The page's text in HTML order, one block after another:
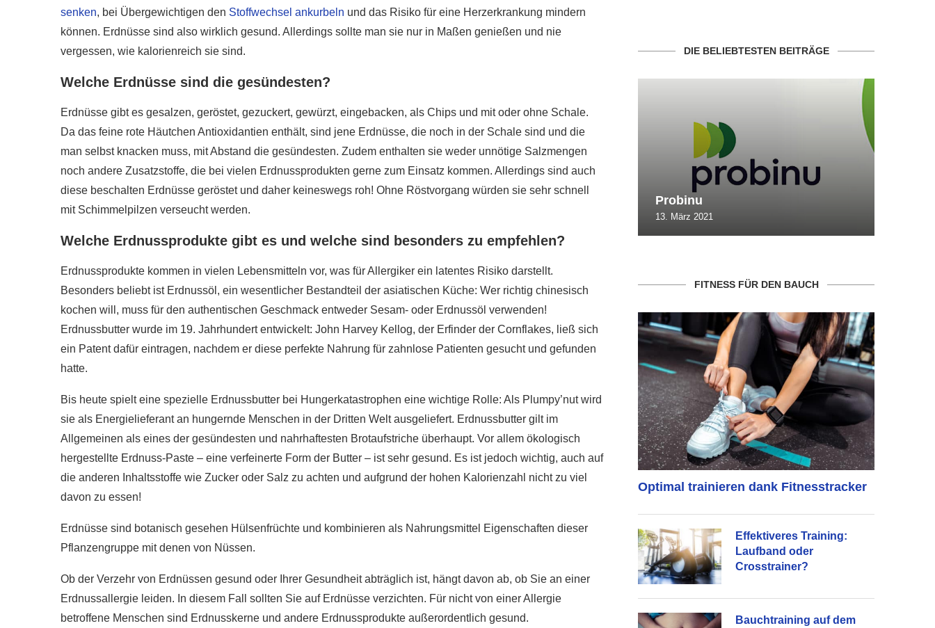
senken, bei Übergewichtigen den Stoffwechsel ankurbeln und das Risiko für eine Herzerkrankung mindern
können. Erdnüsse sind also wirklich gesund. Allerdings sollte man sie nur in Maßen genießen und nie
vergessen, wie kalorienreich sie sind.
Welche Erdnüsse sind die gesündesten?
Erdnüsse gibt es gesalzen, geröstet, gezuckert, gewürzt, eingebacken, als Chips und mit oder ohne Schale.
Da das feine rote Häutchen Antioxidantien enthält, sind jene Erdnüsse, die noch in der Schale sind und die
man selbst knacken muss, mit Abstand die gesündesten. Zudem enthalten sie weder unnötige Salzmengen
noch andere Zusatzstoffe, die bei vielen Erdnussprodukten gerne zum Einsatz kommen. Allerdings sind auch
diese beschalten Erdnüsse geröstet und daher keineswegs roh! Ohne Röstvorgang würden sie sehr schnell
mit Schimmelpilzen verseucht werden.
Welche Erdnussprodukte gibt es und welche sind besonders zu empfehlen?
Erdnussprodukte kommen in vielen Lebensmitteln vor, was für Allergiker ein latentes Risiko darstellt.
Besonders beliebt ist Erdnussöl, ein wesentlicher Bestandteil der asiatischen Küche: Wer richtig chinesisch
kochen will, muss für den authentischen Geschmack entweder Sesam- oder Erdnussöl verwenden!
Erdnussbutter wurde im 19. Jahrhundert entwickelt: John Harvey Kellog, der Erfinder der Cornflakes, ließ sich
ein Patent dafür eintragen, nachdem er diese perfekte Nahrung für zahnlose Patienten gesucht und gefunden
hatte.
Bis heute spielt eine spezielle Erdnussbutter bei Hungerkatastrophen eine wichtige Rolle: Als Plumpy’nut wird
sie als Energielieferant an hungernde Menschen in der Dritten Welt ausgeliefert. Erdnussbutter gilt im
Allgemeinen als eines der gesündesten und nahrhaftesten Brotaufstriche überhaupt. Vor allem ökologisch
hergestellte Erdnuss-Paste – eine verfeinerte Form der Butter – ist sehr gesund. Es ist jedoch wichtig, auch auf
die anderen Inhaltsstoffe wie Zucker oder Salz zu achten und aufgrund der hohen Kalorienzahl nicht zu viel
davon zu essen!
Erdnüsse sind botanisch gesehen Hülsenfrüchte und kombinieren als Nahrungsmittel Eigenschaften dieser
Pflanzengruppe mit denen von Nüssen.
Ob der Verzehr von Erdnüssen gesund oder Ihrer Gesundheit abträglich ist, hängt davon ab, ob Sie an einer
Erdnussallergie leiden. In diesem Fall sollten Sie auf Erdnüsse verzichten. Für nicht von einer Allergie
betroffene Menschen sind Erdnusskerne und andere Erdnussprodukte außerordentlich gesund.
DIE BELIEBTESTEN BEITRÄGE
als
Wie gesund ist Rohkost?
28. Januar 2020
5 super Tipps für weniger
Zuckerkonsum
Probinu
13. März 2021
FITNESS FÜR DEN BAUCH
Optimal trainieren dank Fitnesstracker
Effektiveres Training:
Laufband oder
Crosstrainer?
Bauchtraining auf dem